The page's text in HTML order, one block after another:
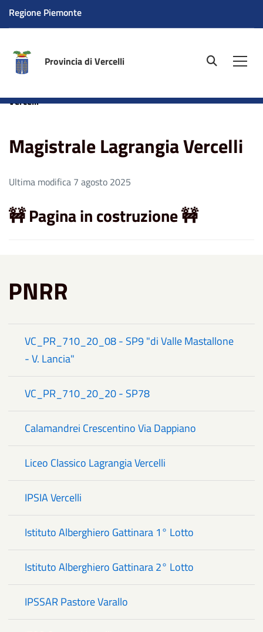
Regione Piemonte
Provincia di Vercelli site.searc
Vercelli
Magistrale Lagrangia Vercelli
Ultima modifica 7 agosto 2025
🚧 Pagina in costruzione🚧
PNRR
VC_PR_710_20_08 - SP9 "di Valle Mastallone
- V. Lancia"
VC_PR_710_20_20 - SP78
Calamandrei Crescentino Via Dappiano
Liceo Classico Lagrangia Vercelli
IPSIA Vercelli
Istituto Alberghiero Gattinara 1° Lotto
Istituto Alberghiero Gattinara 2° Lotto
IPSSAR Pastore Varallo